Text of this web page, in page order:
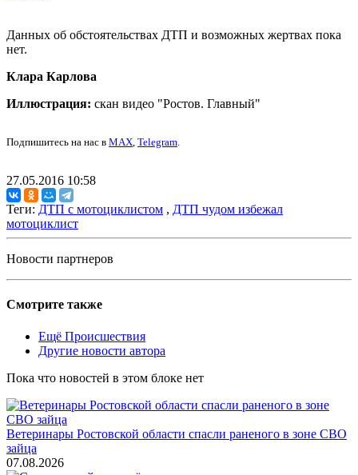
Данных об обстоятельствах ДТП и возможных жертвах пока
нет.
Клара Карлова
Иллюстрация: скан видео "Ростов. Главный"
Подпишитесь на нас в MAX, Telegram.
27.05.2016 10:58
Теги: ДТП с мотоциклистом , ДТП чудом избежал
мотоциклист
Новости партнеров
Смотрите также
Ещё Происшествия
Другие новости автора
Пока что новостей в этом блоке нет
Ветеринары Ростовской области спасли раненого в зоне СВО
зайца
07.08.2026